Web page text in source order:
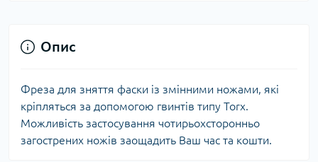
Опис
Фреза для зняття фаски із змінними ножами, які
кріпляться за допомогою гвинтів типу Torx.
Можливість застосування чотирьохсторонньо
загострених ножів заощадить Ваш час та кошти.